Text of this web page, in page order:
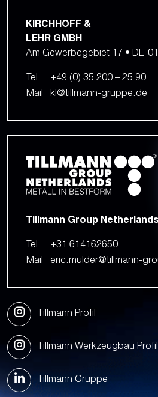
KIRCHHOFF &
LEHR GMBH
Am Gewerbegebiet 17 • DE-
Tel.
+49 (0) 35 200 – 25 90
Mail
kl@tillmann-gruppe.de
Tillmann Group
Tel.
+31 614162650
Mail
eric.mulder@tillmann-
Tillmann Profil
Tillmann Werkzeugbau
Tillmann Gruppe